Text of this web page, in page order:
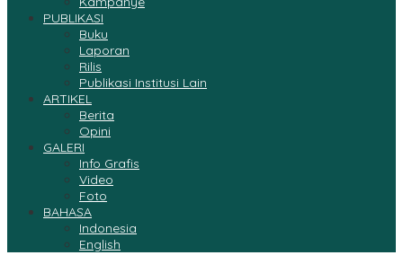
PUBLIKASI
Buku
Laporan
Rilis
Publikasi Institusi Lain
ARTIKEL
Berita
Opini
GALERI
Info Grafis
Video
Foto
BAHASA
Indonesia
English